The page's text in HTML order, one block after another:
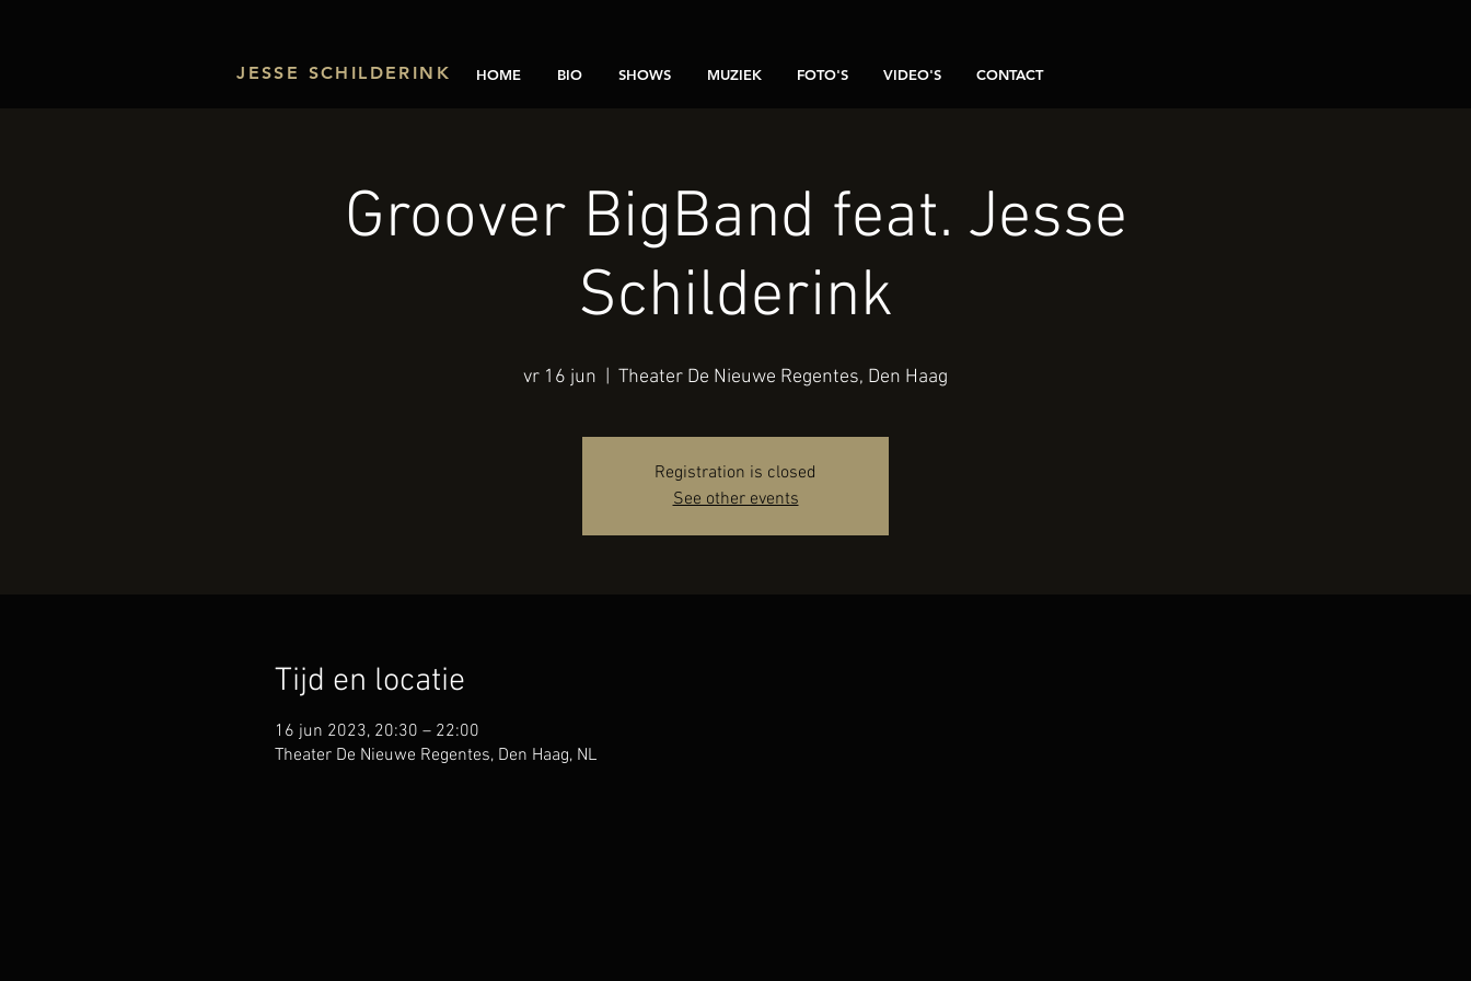
JESSE SCHILDERINK HOME BIO SHOWS MUZIEK FOTO'S VIDEO'S CONTACT
Groover BigBand feat. Jesse
Schilderink
vr 16 jun Theater De Nieuwe Regentes, Den Haag
Registration is closed
See other events
Tijd en locatie
16 jun 2023, 20:30 – 22:00
Theater De Nieuwe Regentes, Den Haag, NL